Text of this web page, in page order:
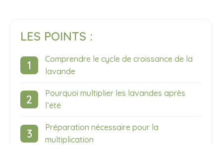
LES POINTS :
Comprendre le cycle de croissance de la
lavande
Pourquoi multiplier les lavandes après
l’été
Préparation nécessaire pour la
multiplication